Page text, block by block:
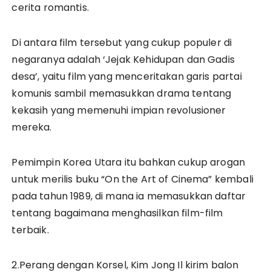
cerita romantis.
Di antara film tersebut yang cukup populer di
negaranya adalah ‘Jejak Kehidupan dan Gadis
desa’, yaitu film yang menceritakan garis partai
komunis sambil memasukkan drama tentang
kekasih yang memenuhi impian revolusioner
mereka.
Pemimpin Korea Utara itu bahkan cukup arogan
untuk merilis buku “On the Art of Cinema” kembali
pada tahun 1989, di mana ia memasukkan daftar
tentang bagaimana menghasilkan film-film
terbaik.
2.Perang dengan Korsel, Kim Jong Il kirim balon